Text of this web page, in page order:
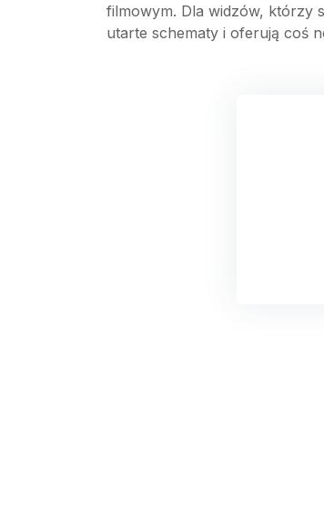
filmowym. Dla widzów, którzy
utarte schematy i oferują coś